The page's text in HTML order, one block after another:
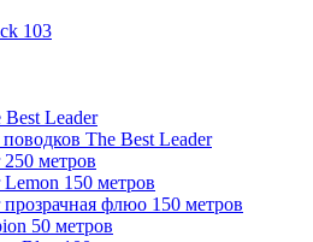
103
Leader
The Best Leader
метров
150 метров
флюо 150 метров
50 метров